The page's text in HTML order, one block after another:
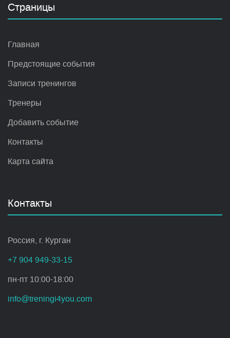
Страницы
Главная
Предстоящие события
Записи тренингов
Тренеры
Добавить событие
Контакты
Карта сайта
Контакты
Россия, г. Курган
+7 904 949-33-15
пн-пт 10:00-18:00
info@treningi4you.com